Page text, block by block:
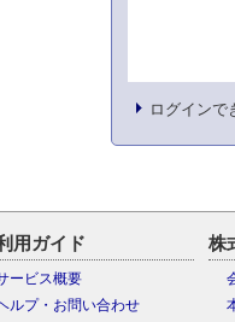
ログインで
用ガイド
ービス概要
ルプ・お問い合わせ
株